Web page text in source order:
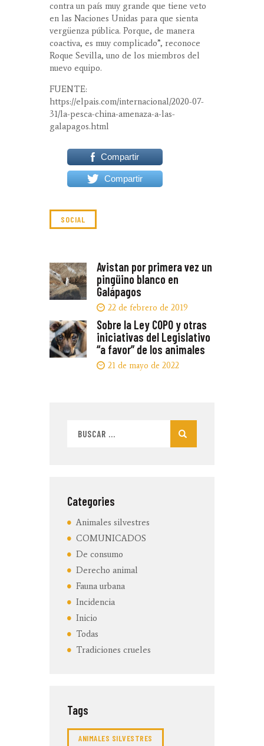
contra un país muy grande que tiene veto
en las Naciones Unidas para que sienta
vergüenza pública. Porque, de manera
coactiva, es muy complicado”, reconoce
Roque Sevilla, uno de los miembros del
nuevo equipo.
FUENTE:
https://elpais.com/internacional/2020-07-
31/la-pesca-china-amenaza-a-las-
galapagos.html
Compartir
Compartir
SOCIAL
NAVEGACIÓN
DE
ENTRADAS
Previous
post:
Avistan por primera vez un
pingüino blanco en
Galápagos
22 de febrero de 2019
Next
post:
Sobre la Ley COPO y otras
iniciativas del Legislativo
“a favor” de los animales
21 de mayo de 2022
Categories
Animales silvestres
COMUNICADOS
De consumo
Derecho animal
Fauna urbana
Incidencia
Inicio
Todas
Tradiciones crueles
Tags
ANIMALES SILVESTRES